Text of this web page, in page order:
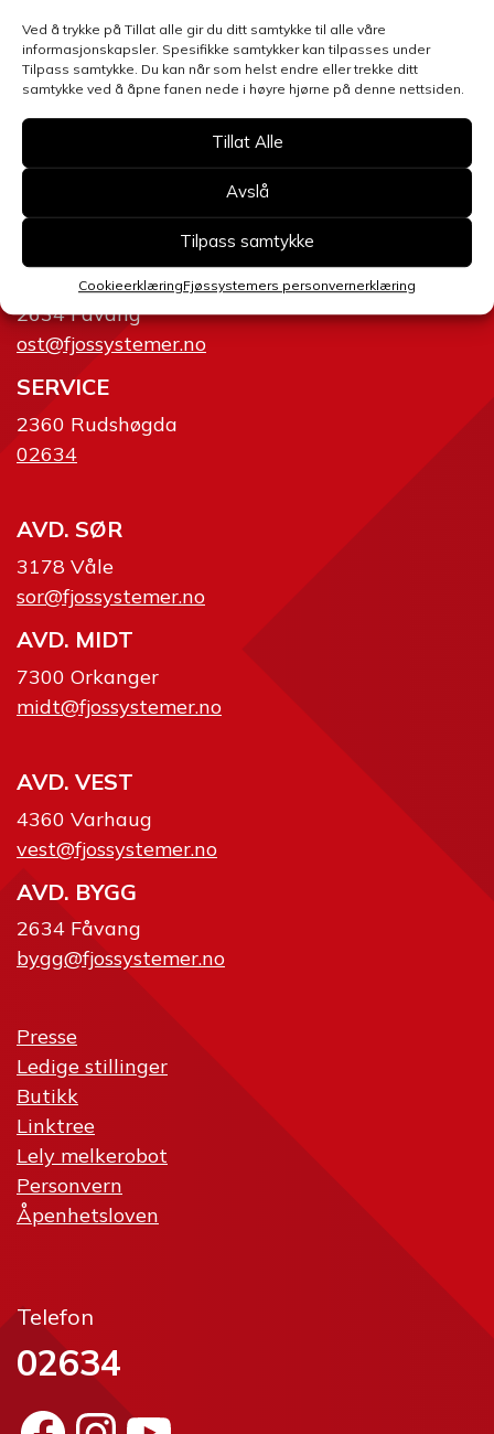
Ved å trykke på Tillat alle gir du ditt samtykke til alle våre
informasjonskapsler. Spesifikke samtykker kan tilpasses under
Tilpass samtykke. Du kan når som helst endre eller trekke ditt
samtykke ved å åpne fanen nede i høyre hjørne på denne nettsiden.
Tillat Alle
Avslå
Tilpass samtykke
CookieerklæringFjøssystemers personvernerklæring
AVD. ØST
2634 Fåvang
ost@fjossystemer.no
SERVICE
2360 Rudshøgda
02634
AVD. SØR
3178 Våle
sor@fjossystemer.no
AVD. MIDT
7300 Orkanger
midt@fjossystemer.no
AVD. VEST
4360 Varhaug
vest@fjossystemer.no
AVD. BYGG
2634 Fåvang
bygg@fjossystemer.no
Presse
Ledige stillinger
Butikk
Linktree
Lely melkerobot
Personvern
Åpenhetsloven
Telefon
02634